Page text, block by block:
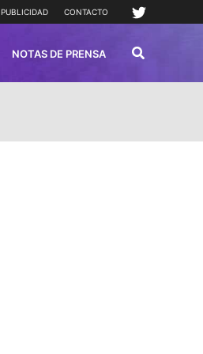
PUBLICIDAD CONTACTO
NOTAS DE PRENSA